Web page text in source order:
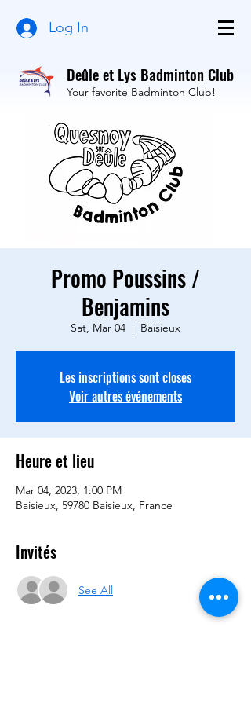
Log In
Deûle et Lys Badminton Club
Your favorite Badminton Club!
Promo Poussins /
Benjamins
Sat, Mar 04
  |
Baisieux
Les inscriptions sont closes
Voir autres événements
Heure et lieu
Mar 04, 2023, 1:00 PM
Baisieux, 59780 Baisieux, France
Invités
See All